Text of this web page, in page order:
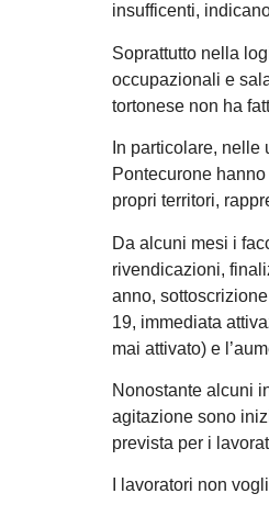
insufficenti,
Soprattutto nella
occupazionali e
tortonese non ha
In particolare,
Pontecurone
propri territori,
Da alcuni mesi i
rivendicazioni,
anno,
19, immediata
mai attivato) e
Nonostante alcuni
agitazione sono
prevista per i
I lavoratori non